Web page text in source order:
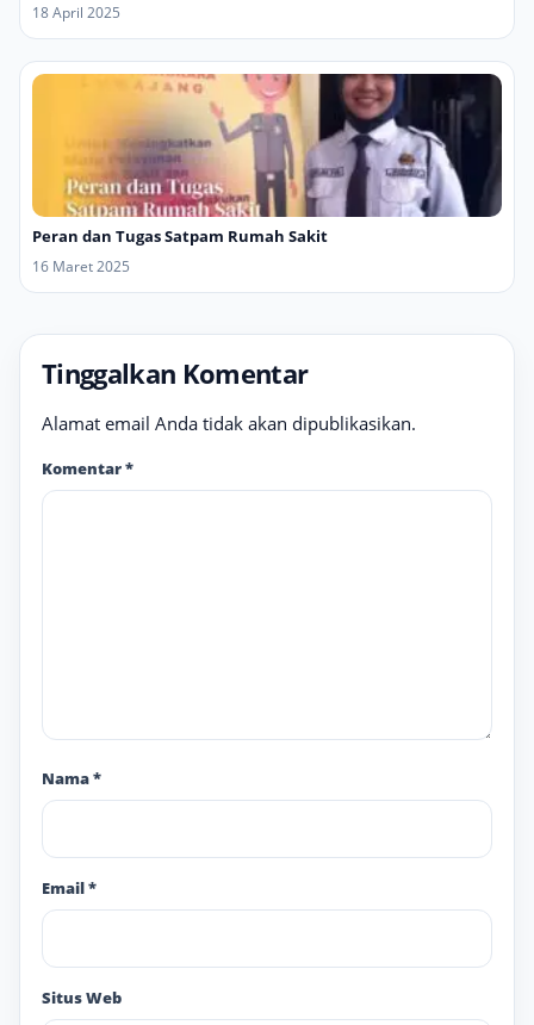
18 April 2025
Peran dan Tugas Satpam Rumah Sakit
16 Maret 2025
Tinggalkan Komentar
Alamat email Anda tidak akan dipublikasikan.
Komentar*
Nama*
Email*
Situs Web